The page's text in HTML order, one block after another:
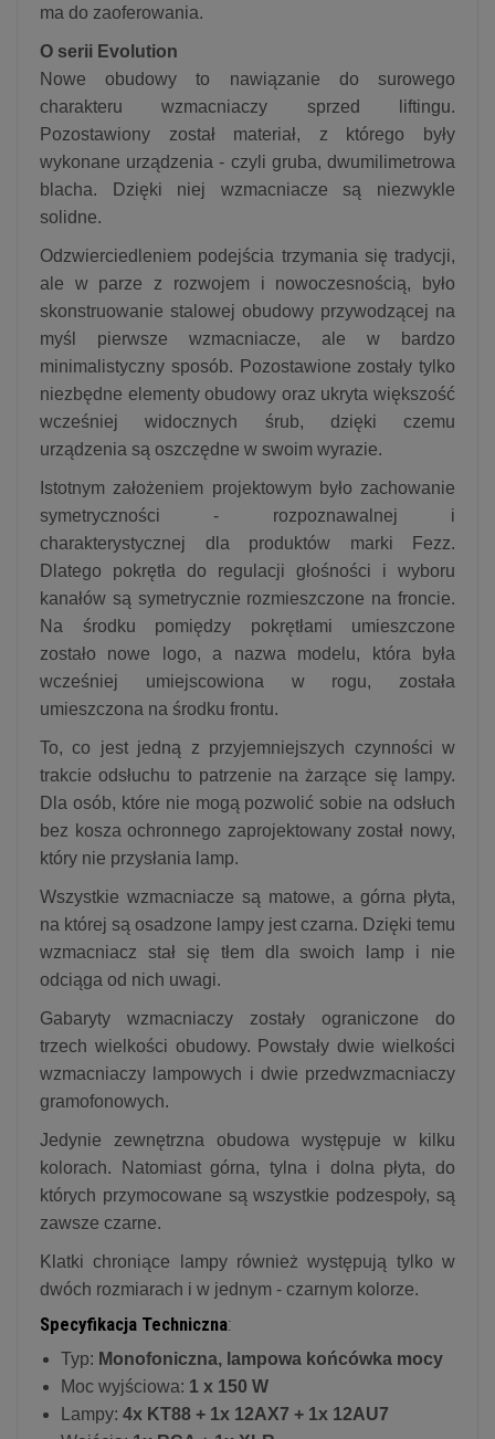
ma do zaoferowania.
O serii Evolution
Nowe obudowy to nawiązanie do surowego
charakteru wzmacniaczy sprzed liftingu.
Pozostawiony został materiał, z którego były
wykonane urządzenia - czyli gruba, dwumilimetrowa
blacha. Dzięki niej wzmacniacze są niezwykle
solidne.
Odzwierciedleniem podejścia trzymania się tradycji,
ale w parze z rozwojem i nowoczesnością, było
skonstruowanie stalowej obudowy przywodzącej na
myśl pierwsze wzmacniacze, ale w bardzo
minimalistyczny sposób. Pozostawione zostały tylko
niezbędne elementy obudowy oraz ukryta większość
wcześniej widocznych śrub, dzięki czemu
urządzenia są oszczędne w swoim wyrazie.
Istotnym założeniem projektowym było zachowanie
symetryczności - rozpoznawalnej i
charakterystycznej dla produktów marki Fezz.
Dlatego pokrętła do regulacji głośności i wyboru
kanałów są symetrycznie rozmieszczone na froncie.
Na środku pomiędzy pokrętłami umieszczone
zostało nowe logo, a nazwa modelu, która była
wcześniej umiejscowiona w rogu, została
umieszczona na środku frontu.
To, co jest jedną z przyjemniejszych czynności w
trakcie odsłuchu to patrzenie na żarzące się lampy.
Dla osób, które nie mogą pozwolić sobie na odsłuch
bez kosza ochronnego zaprojektowany został nowy,
który nie przysłania lamp.
Wszystkie wzmacniacze są matowe, a górna płyta,
na której są osadzone lampy jest czarna. Dzięki temu
wzmacniacz stał się tłem dla swoich lamp i nie
odciąga od nich uwagi.
Gabaryty wzmacniaczy zostały ograniczone do
trzech wielkości obudowy. Powstały dwie wielkości
wzmacniaczy lampowych i dwie przedwzmacniaczy
gramofonowych.
Jedynie zewnętrzna obudowa występuje w kilku
kolorach. Natomiast górna, tylna i dolna płyta, do
których przymocowane są wszystkie podzespoły, są
zawsze czarne.
Klatki chroniące lampy również występują tylko w
dwóch rozmiarach i w jednym - czarnym kolorze.
Specyfikacja Techniczna:
Typ: Monofoniczna, lampowa końcówka mocy
Moc wyjściowa: 1 x 150 W
Lampy: 4x KT88 + 1x 12AX7 + 1x 12AU7